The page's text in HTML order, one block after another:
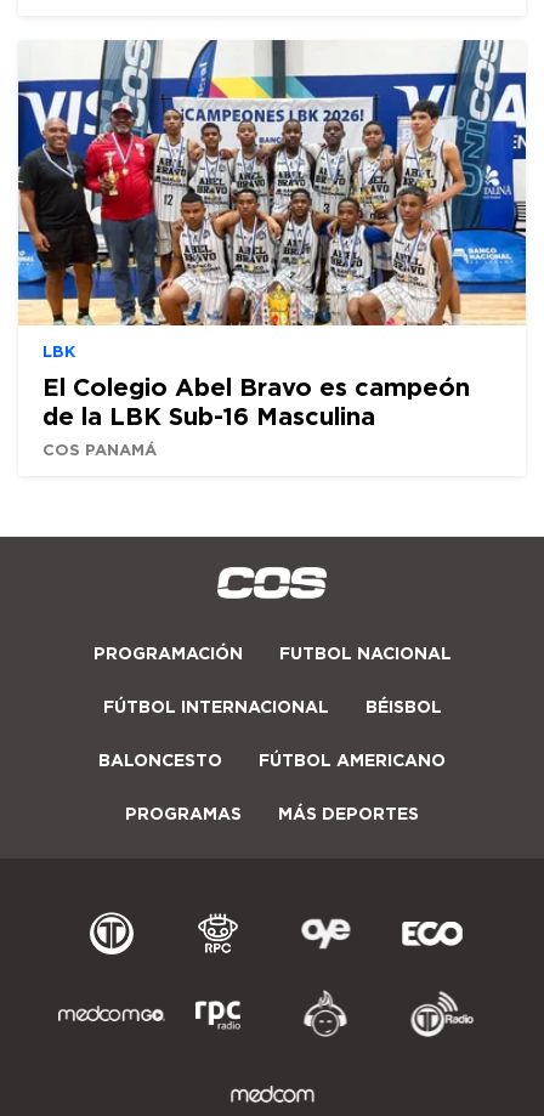
LBK
El Colegio Abel Bravo es campeón
de la LBK Sub-16 Masculina
COS PANAMÁ
PROGRAMACIÓN FUTBOL NACIONAL
FÚTBOL INTERNACIONAL BÉISBOL
BALONCESTO FÚTBOL AMERICANO
PROGRAMAS MÁS DEPORTES